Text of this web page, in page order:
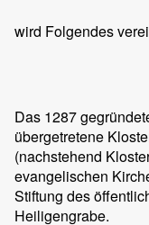
wird Folgendes
Das 1287
übergetretene
(nachstehend
evangelischen
Stiftung des
Heiligengrabe.